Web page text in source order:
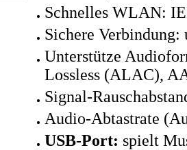
Schnelles WLAN:
Sichere Verbindung:
Unterstütze
Lossless (ALAC),
Signal-
Audio-Abtastrate
USB-Port: spielt